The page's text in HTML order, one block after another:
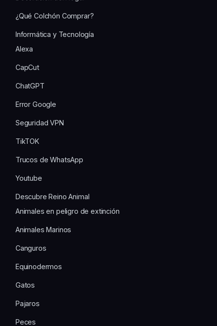
¿Qué Colchón Comprar?
Informática y Tecnología
Alexa
CapCut
ChatGPT
Error Google
Seguridad VPN
TikTOK
Trucos de WhatsApp
Youtube
Descubre Reino Animal
Animales en peligro de extinción
Animales Marinos
Canguros
Equinodermos
Gatos
Pajaros
Peces